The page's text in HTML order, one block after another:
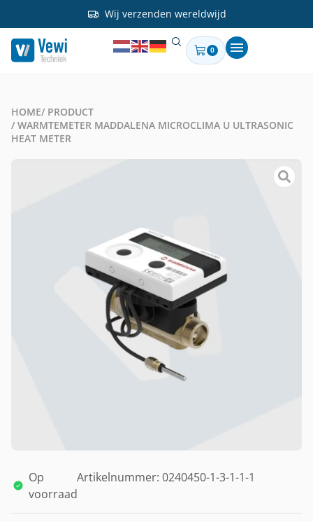
Wij verzenden wereldwijd
0
HOME/ PRODUCT
/ WARMTEMETER MADDALENA MICROCLIMA U ULTRASONIC
HEAT METER
Op
voorraad
Artikelnummer: 0240450-1-3-1-1-1